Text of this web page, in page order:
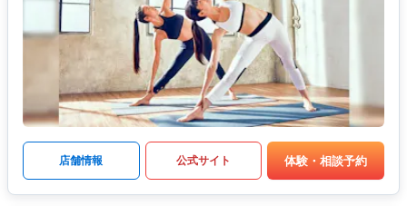
店舗情報 公式サイト 体験・相談予約